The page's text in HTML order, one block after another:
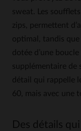
sweat. Les
zips, permettent
optimal, tandis
dotée d’une
supplémentaire de
détail qui rappelle
60, mais avec une
Des détails